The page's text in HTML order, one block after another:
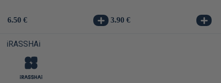
Normaler
6.50 €
Normaler
3.90 €
iRASSHAi